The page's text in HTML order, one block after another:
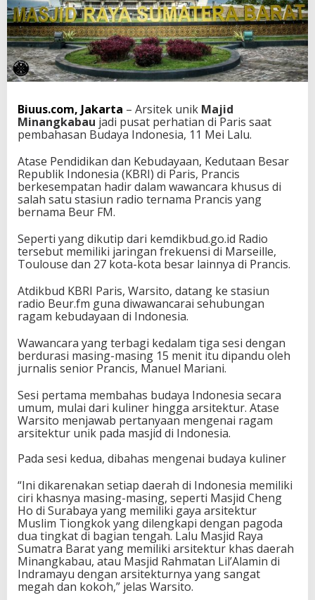
j
i
d
M
i
n
a
g
J
a
i
P
e
r
h
t
i
a
d
i
P
a
i
s
Biuus.com, Jakarta – Arsitek unik Majid
Minangkabau jadi pusat perhatian di Paris saat
pembahasan Budaya Indonesia, 11 Mei Lalu.
Atase Pendidikan dan Kebudayaan, Kedutaan Besar
Republik Indonesia (KBRI) di Paris, Prancis
berkesempatan hadir dalam wawancara khusus di
salah satu stasiun radio ternama Prancis yang
bernama Beur FM.
Seperti yang dikutip dari kemdikbud.go.id Radio
tersebut memiliki jaringan frekuensi di Marseille,
Toulouse dan 27 kota-kota besar lainnya di Prancis.
Atdikbud KBRI Paris, Warsito, datang ke stasiun
radio Beur.fm guna diwawancarai sehubungan
ragam kebudayaan di Indonesia.
Wawancara yang terbagi kedalam tiga sesi dengan
berdurasi masing-masing 15 menit itu dipandu oleh
jurnalis senior Prancis, Manuel Mariani.
Sesi pertama membahas budaya Indonesia secara
umum, mulai dari kuliner hingga arsitektur. Atase
Warsito menjawab pertanyaan mengenai ragam
arsitektur unik pada masjid di Indonesia.
Pada sesi kedua, dibahas mengenai budaya kuliner
“Ini dikarenakan setiap daerah di Indonesia memiliki
ciri khasnya masing-masing, seperti Masjid Cheng
Ho di Surabaya yang memiliki gaya arsitektur
Muslim Tiongkok yang dilengkapi dengan pagoda
dua tingkat di bagian tengah. Lalu Masjid Raya
Sumatra Barat yang memiliki arsitektur khas daerah
Minangkabau, atau Masjid Rahmatan Lil’Alamin di
Indramayu dengan arsitekturnya yang sangat
megah dan kokoh,” jelas Warsito.